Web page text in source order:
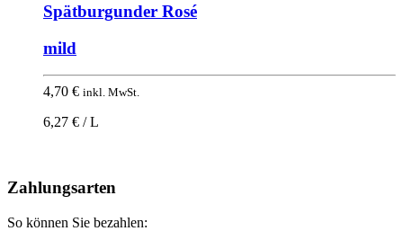
Spätburgunder Rosé
mild
4,70 € inkl. MwSt.
6,27 € / L
oben
Zahlungsarten
So können Sie bezahlen: